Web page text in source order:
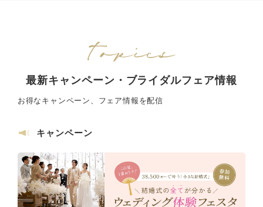
最新キャンペーン・ブライダルフェア情報
お得なキャンペーン、フェア情報を配信
キャンペーン